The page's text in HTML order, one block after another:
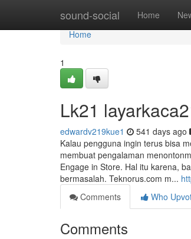
sound-social Home
Home
Home
1
Lk21
edwardv219kue1 541 days ago
Kalau pengguna ingin terus bisa
membuat pengalaman
Engage in Store. Hal itu karena,
bermasalah. Teknorus.com m...
Comments
Who
Comments